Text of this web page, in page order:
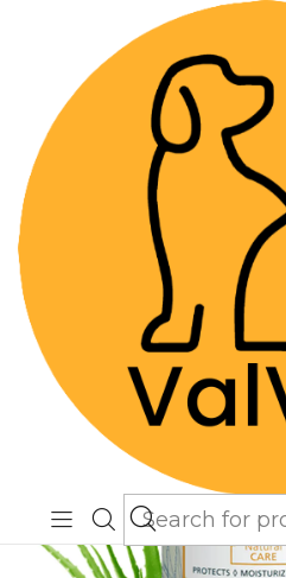
Despacho GRATIS por
$89.990(Válido desde
Lagos)
Home Farmacia Veterinaria
Shampoo Hipoalergénico